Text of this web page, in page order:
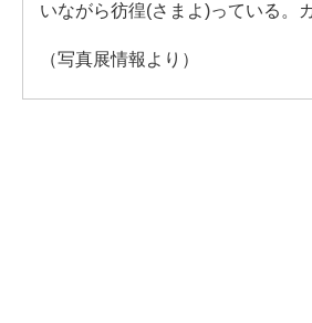
いながら彷徨(さまよ)っている。
（写真展情報より）